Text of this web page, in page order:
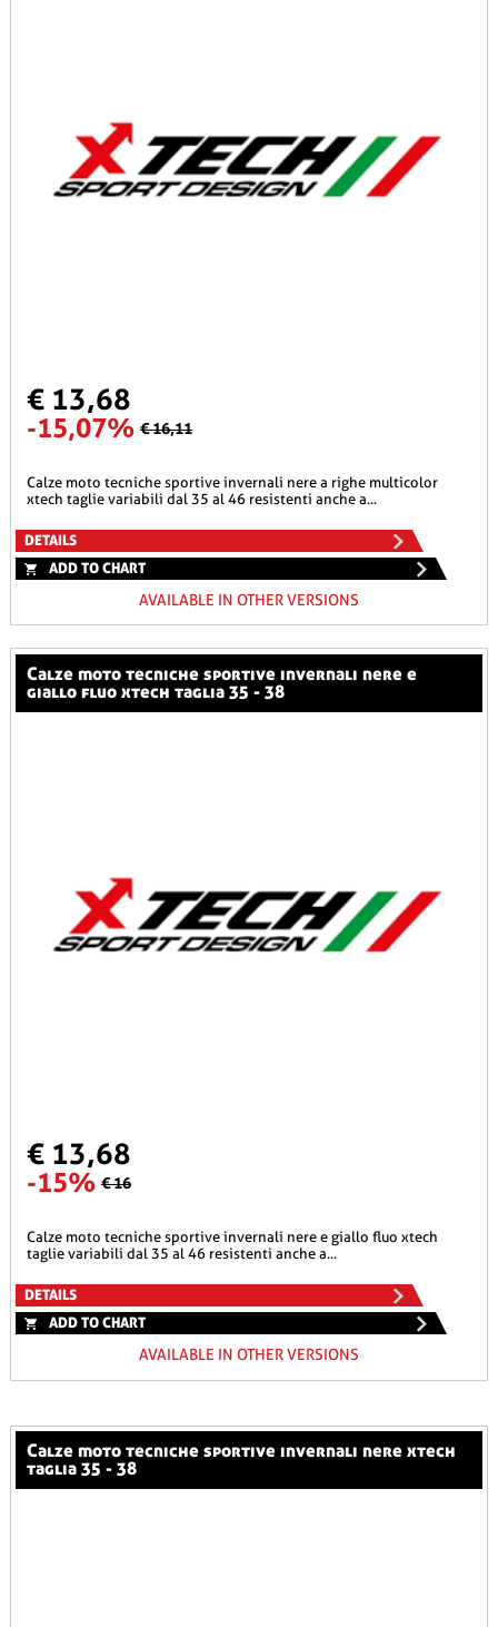
€ 13,68
-15,07% € 16,11
calze moto tecniche sportive invernali nere a righe multicolor
xtech taglie variabili dal 35 al 46 resistenti anche a...
DETAILS
ADD TO CHART
AVAILABLE IN OTHER VERSIONS
calze moto tecniche sportive invernali nere e
giallo fluo xtech taglia 35 - 38
€ 13,68
-15% € 16
calze moto tecniche sportive invernali nere e giallo fluo xtech
taglie variabili dal 35 al 46 resistenti anche a...
DETAILS
ADD TO CHART
AVAILABLE IN OTHER VERSIONS
calze moto tecniche sportive invernali nere xtech
taglia 35 - 38